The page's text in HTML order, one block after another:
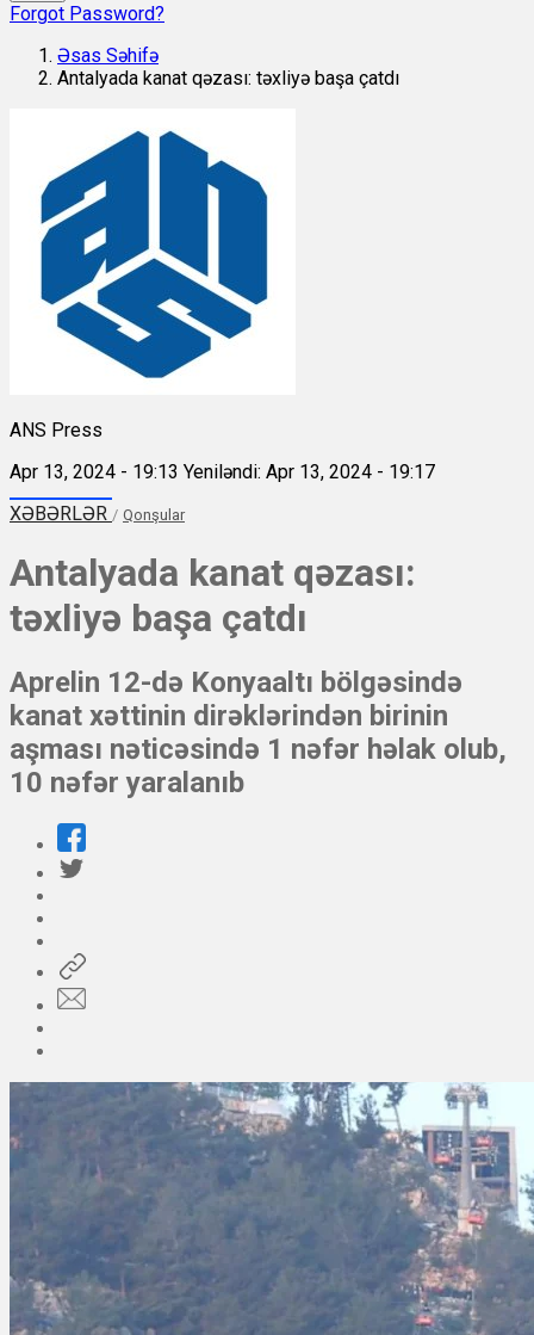
Forgot Password?
Əsas Səhifə
Antalyada kanat qəzası: təxliyə başa çatdı
ANS Press
Apr 13, 2024 - 19:13 Yeniləndi: Apr 13, 2024 - 19:17
XƏBƏRLƏR / Qonşular
Antalyada kanat qəzası:
təxliyə başa çatdı
Aprelin 12-də Konyaaltı bölgəsində
kanat xəttinin dirəklərindən birinin
aşması nəticəsində 1 nəfər həlak olub,
10 nəfər yaralanıb